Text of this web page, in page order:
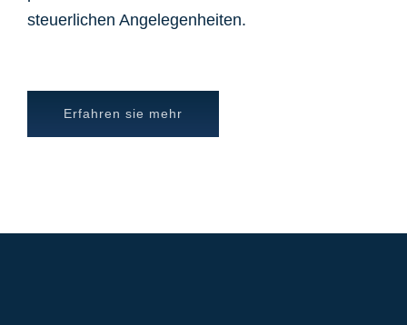
steuerlichen Angelegenheiten.
Erfahren sie mehr